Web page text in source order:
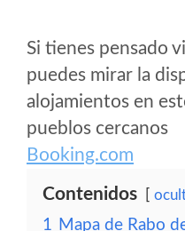
Si tienes pensado
puedes mirar la
alojamientos en
pueblos cercanos
Booking.com
Contenidos
1 Mapa de Rabo